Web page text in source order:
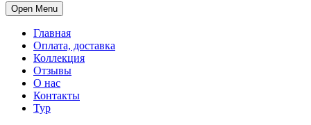
Open Menu
Главная
Оплата, доставка
Коллекция
Отзывы
О нас
Контакты
Тур